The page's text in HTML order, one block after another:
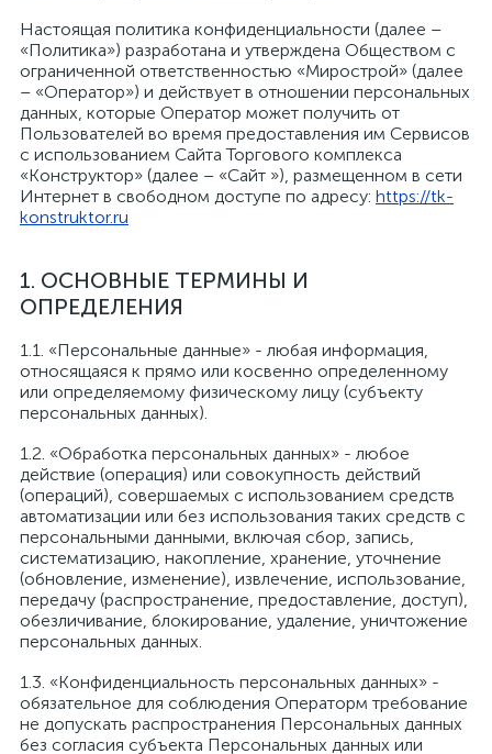
Настоящая политика конфиденциальности (далее –
«Политика») разработана и утверждена Обществом с
ограниченной ответственностью «Мирострой» (далее
– «Оператор») и действует в отношении персональных
данных, которые Оператор может получить от
Пользователей во время предоставления им Сервисов
с использованием Сайта Торгового комплекса
«Конструктор» (далее – «Сайт »), размещенном в сети
Интернет в свободном доступе по адресу: https://tk-
konstruktor.ru
1. ОСНОВНЫЕ ТЕРМИНЫ И
ОПРЕДЕЛЕНИЯ
1.1. «Персональные данные» - любая информация,
относящаяся к прямо или косвенно определенному
или определяемому физическому лицу (субъекту
персональных данных).
1.2. «Обработка персональных данных» - любое
действие (операция) или совокупность действий
(операций), совершаемых с использованием средств
автоматизации или без использования таких средств с
персональными данными, включая сбор, запись,
систематизацию, накопление, хранение, уточнение
(обновление, изменение), извлечение, использование,
передачу (распространение, предоставление, доступ),
обезличивание, блокирование, удаление, уничтожение
персональных данных.
1.3. «Конфиденциальность персональных данных» -
обязательное для соблюдения Операторм требование
не допускать распространения Персональных данных
без согласия субъекта Персональных данных или